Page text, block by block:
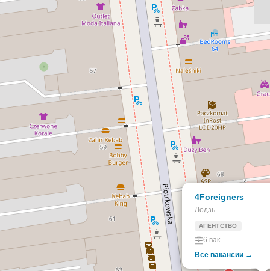
4Foreigners
Лодзь
АГЕНТСТВО
6 вак.
Все вакансии →